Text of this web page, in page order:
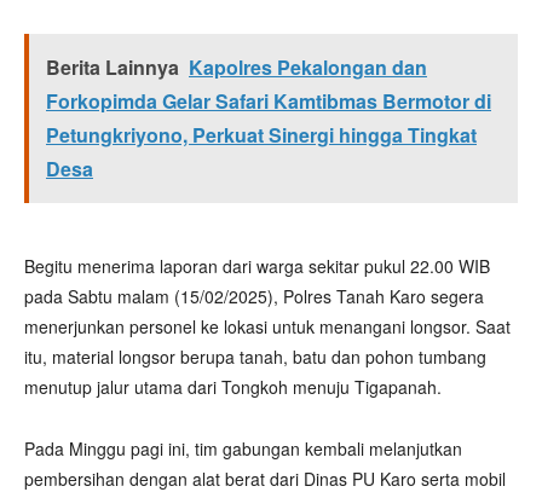
Berita Lainnya Kapolres Pekalongan dan
Forkopimda Gelar Safari Kamtibmas Bermotor di
Petungkriyono, Perkuat Sinergi hingga Tingkat
Desa
Begitu menerima laporan dari warga sekitar pukul 22.00 WIB
pada Sabtu malam (15/02/2025), Polres Tanah Karo segera
menerjunkan personel ke lokasi untuk menangani longsor. Saat
itu, material longsor berupa tanah, batu dan pohon tumbang
menutup jalur utama dari Tongkoh menuju Tigapanah.
Pada Minggu pagi ini, tim gabungan kembali melanjutkan
pembersihan dengan alat berat dari Dinas PU Karo serta mobil